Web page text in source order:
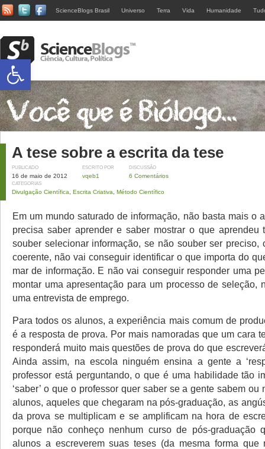
ScienceBlogs Brasil Universo Terra Vida Humanidade
A tese sobre a escrita da tese
PUBLICADO
16 de maio de 2012
ESCRITO POR
vqeb1
DISCUSSÃO
6 Comentários
CATEGORIAS
Divulgação Científica Escrita Criativa Método Científico
Em um mundo saturado de informação, não basta mais o
precisa saber aprender e saber mostrar o que aprendeu
souber selecionar informação, se não souber ser preciso,
coerente, não vai conseguir identificar o que importa do
mar de informação. E não vai conseguir responder uma
montar uma apresentação para um processo de seleção,
uma entrevista de emprego.
Para todos os alunos, a experiência mais comum de
é a resposta de prova. Por mais namoradas que um cara
responderá muito mais questões de prova do que
Ainda assim, na escola ninguém ensina a gente a
professor está perguntando, o que é uma habilidade tão
‘saber’ o que o professor quer saber se a gente sabem ou
alunos, aqueles que chegaram na pós-graduação, as
da prova se multiplicam e se amplificam na hora de
porque não conheço nenhum curso de pós-graduação
alunos a escreverem suas teses (da mesma forma que
Abrir a barra de ferramentas